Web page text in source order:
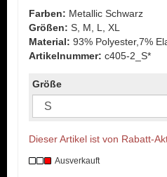
Farben: Metallic Schwarz
Größen: S, M, L, XL
Material: 93% Polyester,7%
Artikelnummer: c405-2_S*
Größe
Dieser Artikel ist von Rabatt-
Ausverkauft